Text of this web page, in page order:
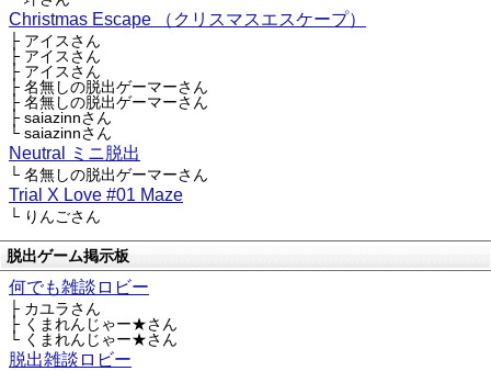
Christmas Escape （クリスマスエスケープ）
├ アイスさん
├ アイスさん
├ アイスさん
├ 名無しの脱出ゲーマーさん
├ 名無しの脱出ゲーマーさん
├ saiazinnさん
└ saiazinnさん
Neutral ミニ脱出
└ 名無しの脱出ゲーマーさん
Trial X Love #01 Maze
└ りんごさん
脱出ゲーム掲示板
何でも雑談ロビー
├ カユラさん
├ くまれんじゃー★さん
└ くまれんじゃー★さん
脱出雑談ロビー